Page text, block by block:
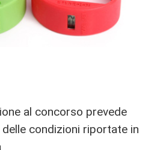
al concorso prevede
delle condizioni riportate in